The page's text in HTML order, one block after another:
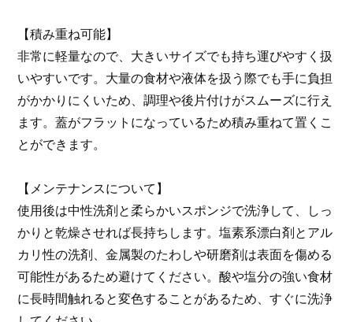
【積み重ね可能】
非常に軽量なので、大きいサイズでも持ち運びやすく扱
いやすいです。大量の食材や液体を扱う際でも手に負担
がかかりにくいため、調理や後片付けがスムーズに行え
ます。蓋がフラットになっているため積み重ねて置くこ
とができます。
【メンテナンスについて】
使用後は中性洗剤と柔らかいスポンジで洗浄して、しっ
かりと乾燥させれば長持ちします。塩素系漂白剤とアル
カリ性の洗剤、金属製のたわしや研磨剤は表面を傷める
可能性があるため避けてください。酸や塩分の強い食材
に長時間触れると変色することがあるため、すぐに洗浄